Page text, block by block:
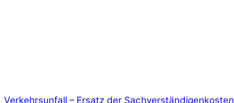
Verkehrsunfall – Ersatz der Sachverständigenkosten